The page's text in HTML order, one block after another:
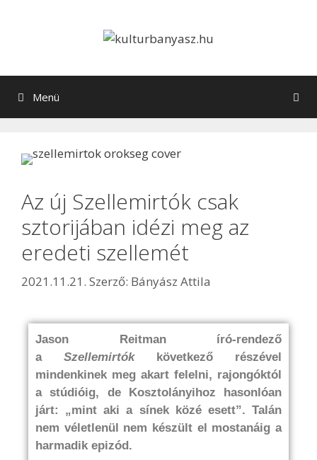
Menü
Az új Szellemirtók csak
sztorijában idézi meg az
eredeti szellemét
2021.11.21. Szerző: Bányász Attila
Jason Reitman író-rendező
a Szellemirtókkövetkező részével
mindenkinek meg akart felelni, rajongóktól
a stúdióig, de Kosztolányihoz hasonlóan
járt: „mint aki a sínek közé esett”. Talán
nem véletlenül nem készült el mostanáig a
harmadik epizód.